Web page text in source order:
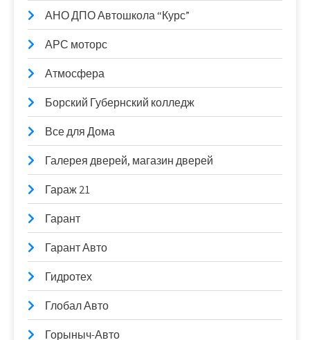
АНО ДПО Автошкола “Курс”
АРС моторс
Атмосфера
Борский Губернский колледж
Все для Дома
Галерея дверей, магазин дверей
Гараж 21
Гарант
Гарант Авто
Гидротех
Глобал Авто
Горыныч-Авто